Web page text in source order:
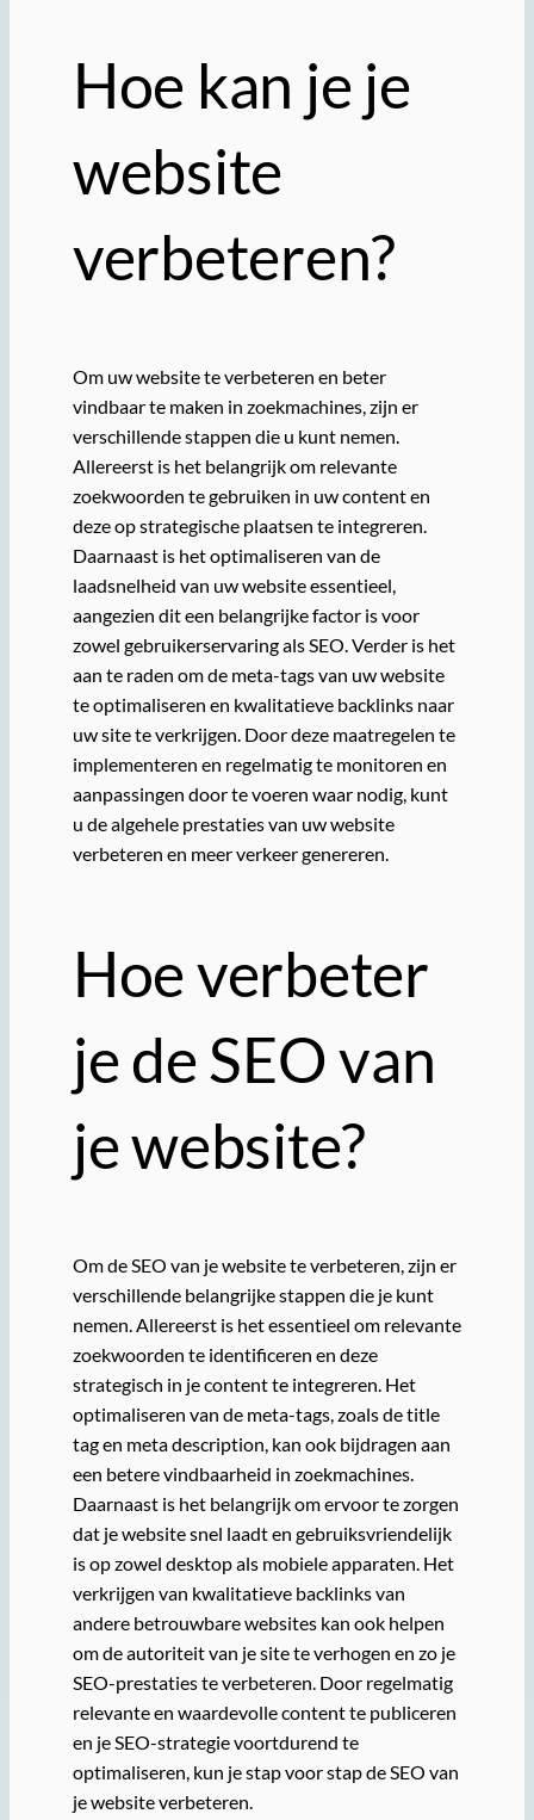
Hoe kan je je
website
verbeteren?
Om uw website te verbeteren en beter
vindbaar te maken in zoekmachines, zijn er
verschillende stappen die u kunt nemen.
Allereerst is het belangrijk om relevante
zoekwoorden te gebruiken in uw content en
deze op strategische plaatsen te integreren.
Daarnaast is het optimaliseren van de
laadsnelheid van uw website essentieel,
aangezien dit een belangrijke factor is voor
zowel gebruikerservaring als SEO. Verder is het
aan te raden om de meta-tags van uw website
te optimaliseren en kwalitatieve backlinks naar
uw site te verkrijgen. Door deze maatregelen te
implementeren en regelmatig te monitoren en
aanpassingen door te voeren waar nodig, kunt
u de algehele prestaties van uw website
verbeteren en meer verkeer genereren.
Hoe verbeter
je de SEO van
je website?
Om de SEO van je website te verbeteren, zijn er
verschillende belangrijke stappen die je kunt
nemen. Allereerst is het essentieel om relevante
zoekwoorden te identificeren en deze
strategisch in je content te integreren. Het
optimaliseren van de meta-tags, zoals de title
tag en meta description, kan ook bijdragen aan
een betere vindbaarheid in zoekmachines.
Daarnaast is het belangrijk om ervoor te zorgen
dat je website snel laadt en gebruiksvriendelijk
is op zowel desktop als mobiele apparaten. Het
verkrijgen van kwalitatieve backlinks van
andere betrouwbare websites kan ook helpen
om de autoriteit van je site te verhogen en zo je
SEO-prestaties te verbeteren. Door regelmatig
relevante en waardevolle content te publiceren
en je SEO-strategie voortdurend te
optimaliseren, kun je stap voor stap de SEO van
je website verbeteren.